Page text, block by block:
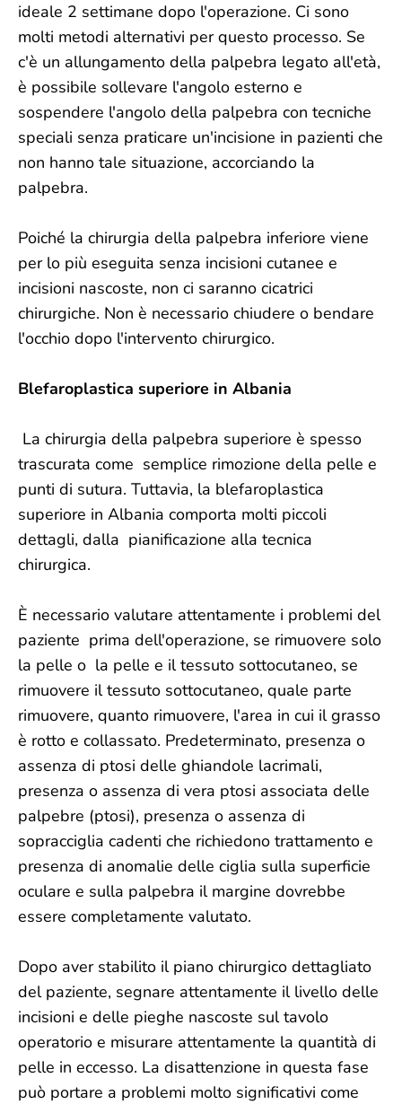
ideale 2 settimane dopo l'operazione. Ci sono
molti metodi alternativi per questo processo. Se
c'è un allungamento della palpebra legato all'età,
è possibile sollevare l'angolo esterno e
sospendere l'angolo della palpebra con tecniche
speciali senza praticare un'incisione in pazienti che
non hanno tale situazione, accorciando la
palpebra.
Poiché la chirurgia della palpebra inferiore viene
per lo più eseguita senza incisioni cutanee e
incisioni nascoste, non ci saranno cicatrici
chirurgiche. Non è necessario chiudere o bendare
l'occhio dopo l'intervento chirurgico.
Blefaroplastica superiore in Albania
La chirurgia della palpebra superiore è spesso
trascurata come semplice rimozione della pelle e
punti di sutura. Tuttavia, la blefaroplastica
superiore in Albania comporta molti piccoli
dettagli, dalla pianificazione alla tecnica
chirurgica.
È necessario valutare attentamente i problemi del
paziente prima dell'operazione, se rimuovere solo
la pelle o la pelle e il tessuto sottocutaneo, se
rimuovere il tessuto sottocutaneo, quale parte
rimuovere, quanto rimuovere, l'area in cui il grasso
è rotto e collassato. Predeterminato, presenza o
assenza di ptosi delle ghiandole lacrimali,
presenza o assenza di vera ptosi associata delle
palpebre (ptosi), presenza o assenza di
sopracciglia cadenti che richiedono trattamento e
presenza di anomalie delle ciglia sulla superficie
oculare e sulla palpebra il margine dovrebbe
essere completamente valutato.
Dopo aver stabilito il piano chirurgico dettagliato
del paziente, segnare attentamente il livello delle
incisioni e delle pieghe nascoste sul tavolo
operatorio e misurare attentamente la quantità di
pelle in eccesso. La disattenzione in questa fase
può portare a problemi molto significativi come